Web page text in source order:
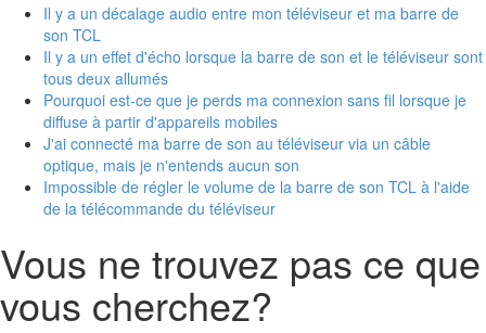
Il y a un décalage audio entre mon téléviseur et ma barre de
son TCL
Il y a un effet d'écho lorsque la barre de son et le téléviseur sont
tous deux allumés
Pourquoi est-ce que je perds ma connexion sans fil lorsque je
diffuse à partir d'appareils mobiles
J'ai connecté ma barre de son au téléviseur via un câble
optique, mais je n'entends aucun son
Impossible de régler le volume de la barre de son TCL à l'aide
de la télécommande du téléviseur
Vous ne trouvez pas ce que
vous cherchez?